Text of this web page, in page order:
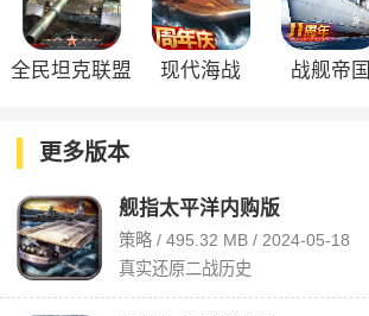
全民坦克联盟
现代海战 战舰帝国
更多版本
舰指太平洋内购版
策略 / 495.32 MB / 2024-05-18
真实还原二战历史